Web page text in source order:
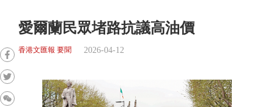
愛爾蘭民眾堵路抗議高油價
香港文匯報 要聞 2026-04-12